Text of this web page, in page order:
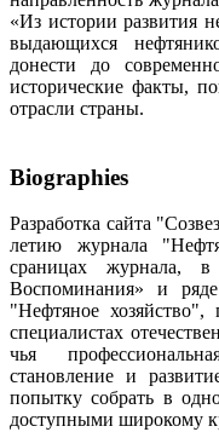
«Из истории развития
выдающихся
донести до
исторические факты,
отрасли страны.
Biographies
Разработка сайта
летию журнала
сраницах журнала, в
Воспоминания» и
"Нефтяное
специалистах
чья
становление и
попытку собрать в
доступными широкому